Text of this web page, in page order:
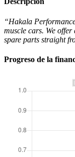
“Hakala
muscle cars. We
spare parts straight
Progreso de la